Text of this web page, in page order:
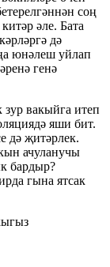
соң
әле. Бата
дә
юнәлеш уйлап
генә
вакыйга итеп
яши бит.
дә җитәрлек.
ачуланучы
бардыр?
гына ятсак